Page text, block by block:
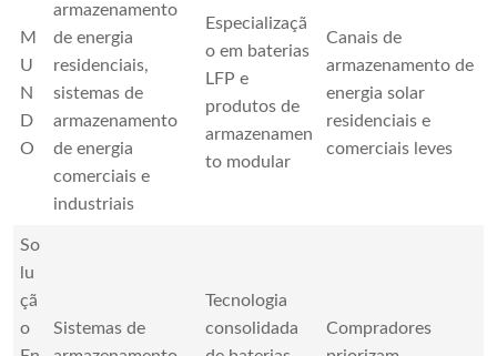
M
U
N
D
O
armazenamento
de energia
residenciais,
sistemas de
armazenamento
de energia
comerciais e
industriais
Especializaçã
o em baterias
LFP e
produtos de
armazenamen
to modular
Canais de
armazenamento de
energia solar
residenciais e
comerciais leves
So
lu
çã
o
Sistemas de
Tecnologia
consolidada
Compradores